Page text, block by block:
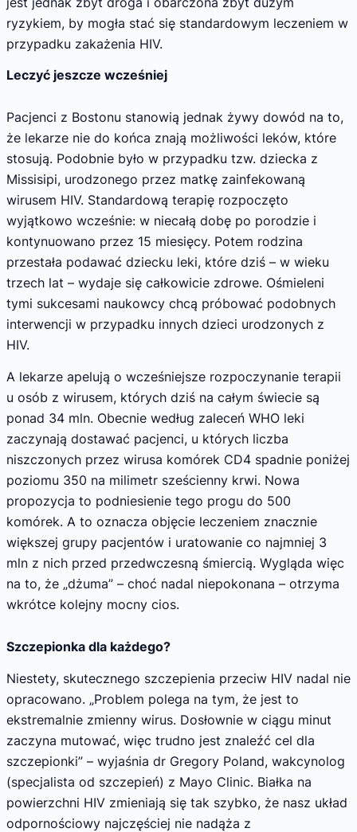
ryzykiem, by mogła stać się standardowym leczeniem w
przypadku zakażenia HIV.
Leczyć jeszcze wcześniej
Pacjenci z Bostonu stanowią jednak żywy dowód na to,
że lekarze nie do końca znają możliwości leków, które
stosują. Podobnie było w przypadku tzw. dziecka z
Missisipi, urodzonego przez matkę zainfekowaną
wirusem HIV. Standardową terapię rozpoczęto
wyjątkowo wcześnie: w niecałą dobę po porodzie i
kontynuowano przez 15 miesięcy. Potem rodzina
przestała podawać dziecku leki, które dziś – w wieku
trzech lat – wydaje się całkowicie zdrowe. Ośmieleni
tymi sukcesami naukowcy chcą próbować podobnych
interwencji w przypadku innych dzieci urodzonych z
HIV.
A lekarze apelują o wcześniejsze rozpoczynanie terapii
u osób z wirusem, których dziś na całym świecie są
ponad 34 mln. Obecnie według zaleceń WHO leki
zaczynają dostawać pacjenci, u których liczba
niszczonych przez wirusa komórek CD4 spadnie poniżej
poziomu 350 na milimetr sześcienny krwi. Nowa
propozycja to podniesienie tego progu do 500
komórek. A to oznacza objęcie leczeniem znacznie
większej grupy pacjentów i uratowanie co najmniej 3
mln z nich przed przedwczesną śmiercią. Wygląda więc
na to, że „dżuma” – choć nadal niepokonana – otrzyma
wkrótce kolejny mocny cios.
Szczepionka dla każdego?
Niestety, skutecznego szczepienia przeciw HIV nadal nie
opracowano. „Problem polega na tym, że jest to
ekstremalnie zmienny wirus. Dosłownie w ciągu minut
zaczyna mutować, więc trudno jest znaleźć cel dla
szczepionki” – wyjaśnia dr Gregory Poland, wakcynolog
(specjalista od szczepień) z Mayo Clinic. Białka na
powierzchni HIV zmieniają się tak szybko, że nasz układ
odpornościowy najczęściej nie nadąża z